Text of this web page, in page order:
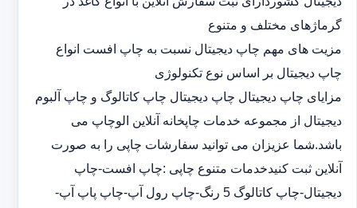
گرماژهای مختلف و متنوع
مزیت های مهم چاپ دیجیتال نسبت به چاپ افست انواع
چاپ دیجیتال بر اساس نوع تکنولوژی
مزایای چاپ دیجیتال چاپ دیجیتال چاپ کاتالوگ و چاپ آلبوم
دیجیتال از مجموعه خدمات چاپخانه آنلاین الوچاپ می
باشد.شما عزیزان می توانید سفارشات چاپی را به صورت
آنلاین ثبت کنیدخدمات متنوع چاپی :چاپ افست-چاپ
دیجیتال-چاپ کاتالوگ 5 رنگ-چاپ رول آپ-چاپ پاپ آپ-